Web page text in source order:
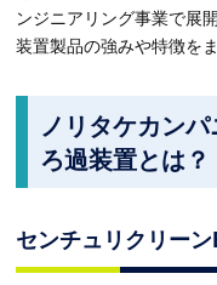
ンジニアリング事業で展
装置製品の強みや特徴を
ノリタケカン
ろ過装置とは？
センチュリクリー